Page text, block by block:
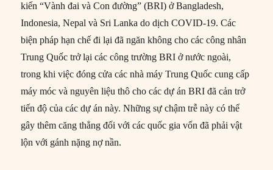
kiến “Vành đai và Con đường” (BRI) ở Bangladesh,
Indonesia, Nepal và Sri Lanka do dịch COVID-19. Các
biện pháp hạn chế đi lại đã ngăn không cho các công nhân
Trung Quốc trở lại các công trường BRI ở nước ngoài,
trong khi việc đóng cửa các nhà máy Trung Quốc cung cấp
máy móc và nguyên liệu thô cho các dự án BRI đã cản trở
tiến độ của các dự án này. Những sự chậm trễ này có thể
gây thêm căng thẳng đối với các quốc gia vốn đã phải vật
lộn với gánh nặng nợ nần.